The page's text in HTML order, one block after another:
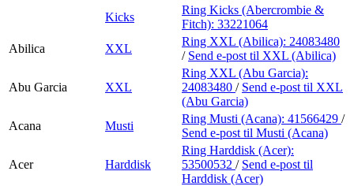
Kicks
Ring Kicks (Abercrombie &
Fitch): 33221064
Abilica
XXL
Ring XXL (Abilica): 24083480
/ Send e-post til XXL (Abilica)
Abu Garcia XXL
Ring XXL (Abu Garcia):
24083480 / Send e-post til XXL
(Abu Garcia)
Acana
Musti
Ring Musti (Acana): 41566429 /
Send e-post til Musti (Acana)
Acer Harddisk
Ring Harddisk (Acer):
53500532 / Send e-post til
Harddisk (Acer)